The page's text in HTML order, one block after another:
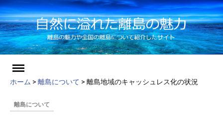
ホーム > 離島について > 離島地域のキャッシュレス化の状況
離島について